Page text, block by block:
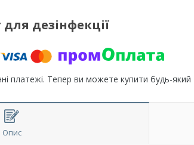
дезінфекції
платежі. Тепер ви можете купити будь-
Опис